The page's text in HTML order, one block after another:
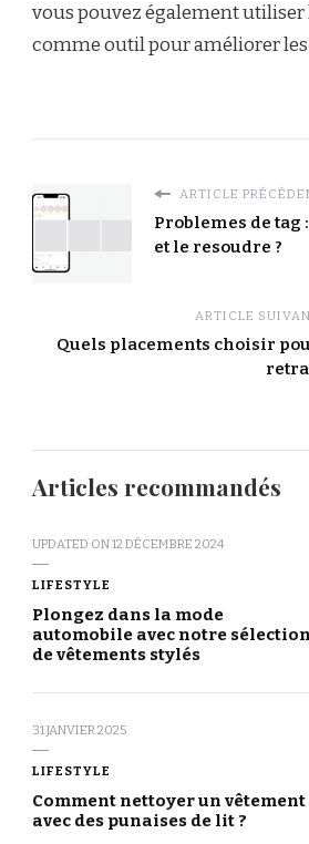
vous pouvez également
comme outil pour améliorer
ARTICLE
Problemes de
et le resoudre ?
ARTICLE
Quels placements choisir
Articles recommandés
UPDATED ON12 DÉCEMBRE 2024
LIFESTYLE
Plongez dans la mode
automobile avec notre sélection
de vêtements stylés
31 JANVIER 2025
LIFESTYLE
Comment nettoyer un vêtement
avec des punaises de lit ?